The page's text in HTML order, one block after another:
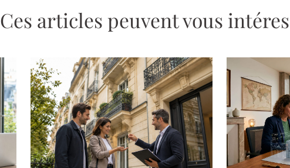
Ces articles peuvent vous